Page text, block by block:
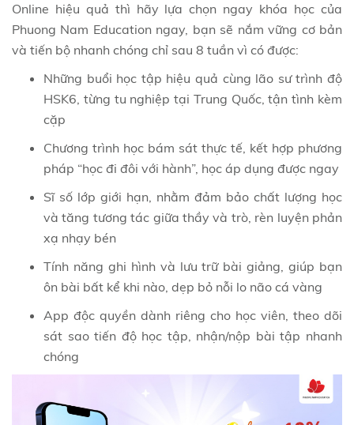
Online hiệu quả thì hãy lựa chọn ngay khóa học của
Phuong Nam Education ngay, bạn sẽ nắm vững cơ bản
và tiến bộ nhanh chóng chỉ sau 8 tuần vì có được:
Những buổi học tập hiệu quả cùng lão sư trình độ
HSK6, từng tu nghiệp tại Trung Quốc, tận tình kèm
cặp
Chương trình học bám sát thực tế, kết hợp phương
pháp “học đi đôi với hành”, học áp dụng được ngay
Sĩ số lớp giới hạn, nhằm đảm bảo chất lượng học
và tăng tương tác giữa thầy và trò, rèn luyện phản
xạ nhạy bén
Tính năng ghi hình và lưu trữ bài giảng, giúp bạn
ôn bài bất kể khi nào, dẹp bỏ nỗi lo não cá vàng
App độc quyền dành riêng cho học viên, theo dõi
sát sao tiến độ học tập, nhận/nộp bài tập nhanh
chóng